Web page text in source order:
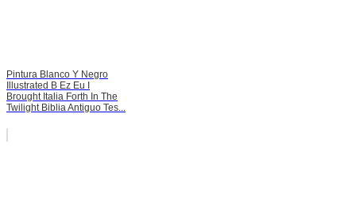
Pintura Blanco Y Negro
Illustrated B Ez Eu I
Brought Italia Forth In The
Twilight Biblia Antiguo Tes...